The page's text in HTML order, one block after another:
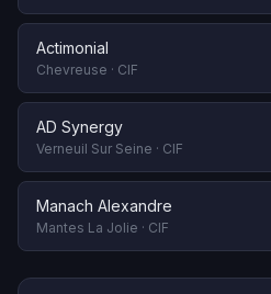
Actimonial
Chevreuse · CIF
AD Synergy
Verneuil Sur Seine · CIF
Manach Alexandre
Mantes La Jolie · CIF